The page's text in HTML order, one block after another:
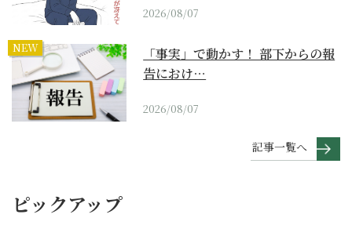
2026/08/07
NEW
「事実」で動かす！ 部下からの報
告におけ…
2026/08/07
記事一覧へ
ピックアップ